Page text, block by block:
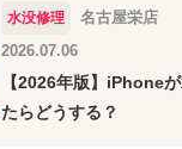
水没修理
名古屋栄店
2026.07.06
【2026年版】iPhone
たらどうする？